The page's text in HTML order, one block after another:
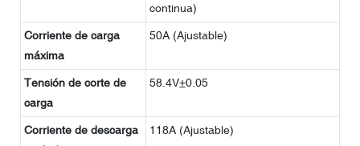
continua)
Corriente de carga
máxima
50A (Ajustable)
Tensión de corte de
carga
58.4V±0.05
Corriente de descarga
118A (Ajustable)